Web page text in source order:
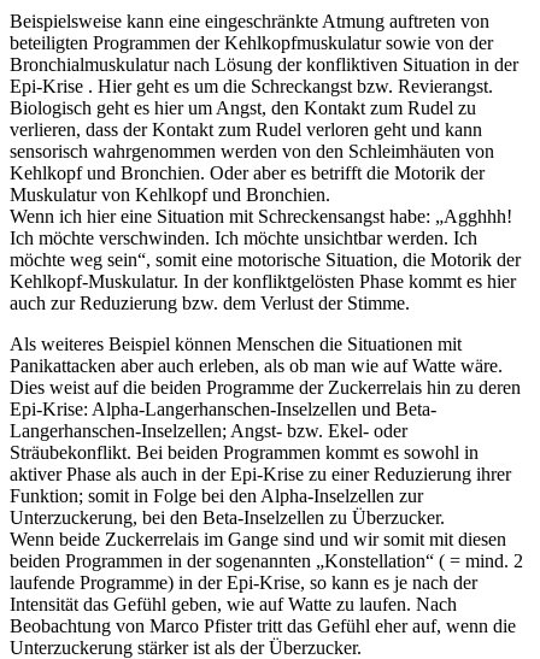
Beispielsweise kann eine eingeschränkte Atmung auftreten von
beteiligten Programmen der Kehlkopfmuskulatur sowie von der
Bronchialmuskulatur nach Lösung der konfliktiven Situation in der
Epi-Krise . Hier geht es um die Schreckangst bzw. Revierangst.
Biologisch geht es hier um Angst, den Kontakt zum Rudel zu
verlieren, dass der Kontakt zum Rudel verloren geht und kann
sensorisch wahrgenommen werden von den Schleimhäuten von
Kehlkopf und Bronchien. Oder aber es betrifft die Motorik der
Muskulatur von Kehlkopf und Bronchien.
Wenn ich hier eine Situation mit Schreckensangst habe: „Agghhh!
Ich möchte verschwinden. Ich möchte unsichtbar werden. Ich
möchte weg sein“, somit eine motorische Situation, die Motorik der
Kehlkopf-Muskulatur. In der konfliktgelösten Phase kommt es hier
auch zur Reduzierung bzw. dem Verlust der Stimme.
Als weiteres Beispiel können Menschen die Situationen mit
Panikattacken aber auch erleben, als ob man wie auf Watte wäre.
Dies weist auf die beiden Programme der Zuckerrelais hin zu deren
Epi-Krise: Alpha-Langerhanschen-Inselzellen und Beta-
Langerhanschen-Inselzellen; Angst- bzw. Ekel- oder
Sträubekonflikt. Bei beiden Programmen kommt es sowohl in
aktiver Phase als auch in der Epi-Krise zu einer Reduzierung ihrer
Funktion; somit in Folge bei den Alpha-Inselzellen zur
Unterzuckerung, bei den Beta-Inselzellen zu Überzucker.
Wenn beide Zuckerrelais im Gange sind und wir somit mit diesen
beiden Programmen in der sogenannten „Konstellation“ ( = mind. 2
laufende Programme) in der Epi-Krise, so kann es je nach der
Intensität das Gefühl geben, wie auf Watte zu laufen. Nach
Beobachtung von Marco Pfister tritt das Gefühl eher auf, wenn die
Unterzuckerung stärker ist als der Überzucker.